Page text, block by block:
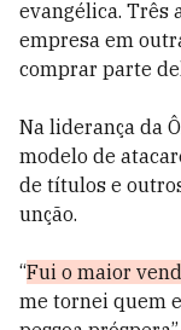
evangélica. Três
empresa em
comprar parte
Na liderança da
modelo de
de títulos e
unção.
“Fui o maior
me tornei quem